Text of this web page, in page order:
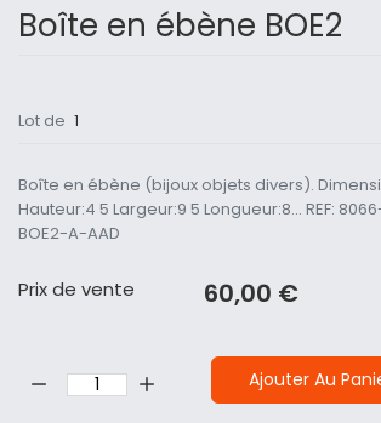
Boîte en ébène BOE2
Lot de 1
Boîte en ébène (bijoux objets divers).
Hauteur:4 5 Largeur:9 5 Longueur:8... REF:
BOE2-A-AAD
Prix ​​de vente 60,00 €
Ajouter Au